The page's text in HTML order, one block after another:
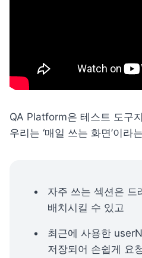
QA Platform은 테스트 도구
우리는 ‘매일 쓰는 화면’이라
자주 쓰는 섹션은 드
배치시킬 수 있고
최근에 사용한
저장되어 손쉽게 요